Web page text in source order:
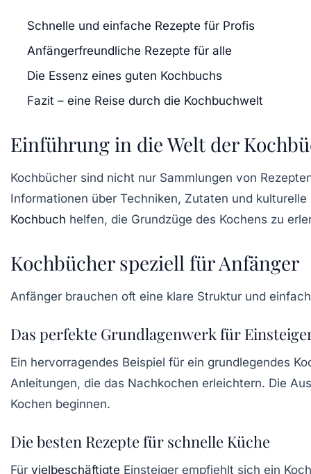
Schnelle und einfache Rezepte für Profis
Anfängerfreundliche Rezepte für alle
Die Essenz eines guten Kochbuchs
Fazit – eine Reise durch die Kochbuchwelt
Einführung in die Welt der
Kochbücher sind nicht nur Sammlungen von
Informationen über Techniken, Zutaten und
Kochbuch helfen, die Grundzüge des Kochens zu
Kochbücher speziell für Anfänger
Anfänger brauchen oft eine klare Struktur und
Das perfekte Grundlagenwerk für
Ein hervorragendes Beispiel für ein grundlegendes
Anleitungen, die das Nachkochen erleichtern. Die
Kochen beginnen.
Die besten Rezepte für schnelle Küche
Für vielbeschäftigte Einsteiger empfiehlt sich ein